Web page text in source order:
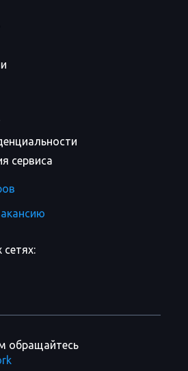
сервиса
обращайтесь